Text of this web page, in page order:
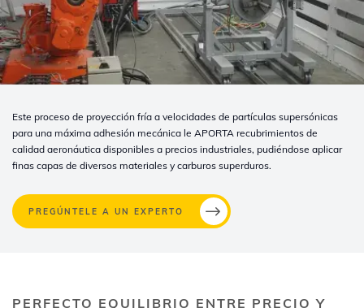
Este proceso de proyección fría a velocidades de partículas supersónicas
para una máxima adhesión mecánica le APORTA recubrimientos de
calidad aeronáutica disponibles a precios industriales, pudiéndose aplicar
finas capas de diversos materiales y carburos superduros.
PREGÚNTELE A UN EXPERTO
PERFECTO EQUILIBRIO ENTRE PRECIO Y